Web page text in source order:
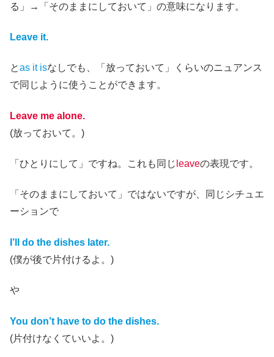
る」→「そのままにしておいて」の意味になります。
Leave it.
とas it isなしでも、「放っておいて」くらいのニュアンス
で同じように使うことができます。
Leave me alone.
(放っておいて。)
「ひとりにして」ですね。これも同じ leaveの表現です。
「そのままにしておいて」ではないですが、同じシチュエ
ーションで
I’ll do the dishes later.
(僕が後で片付けるよ。)
や
You don’t have to do the dishes.
(片付けなくていいよ。)